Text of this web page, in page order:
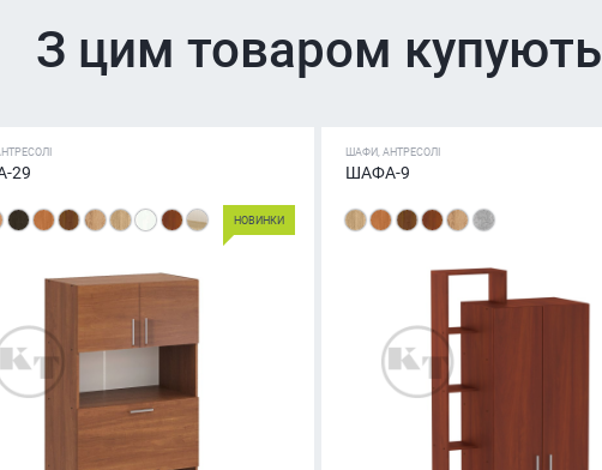
З цим товаром купують
29
НОВИНКИ
ШАФИ, АНТРЕСОЛІ
ШАФА-9